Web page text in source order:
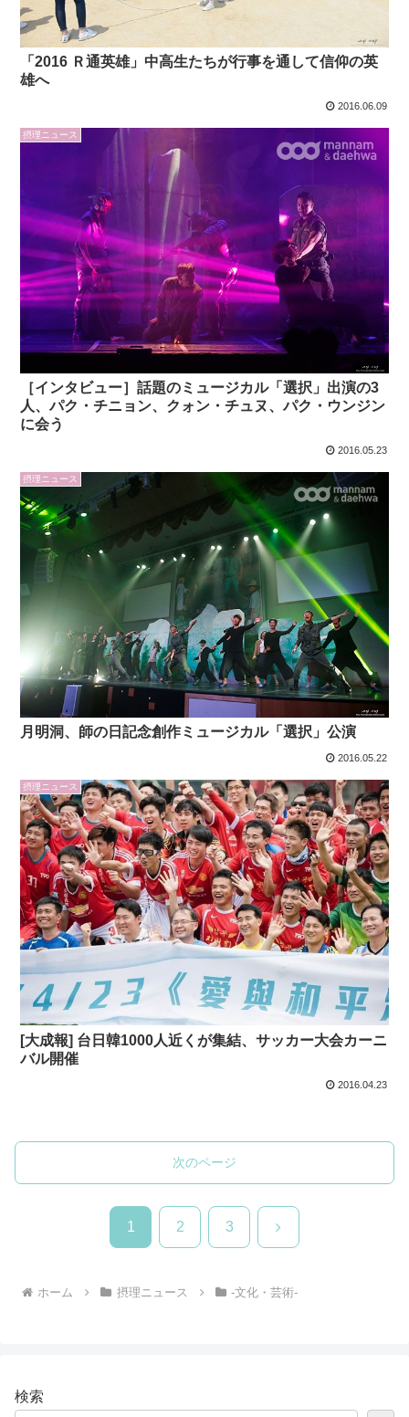
「2016 Ｒ通英雄」中高生たちが行事を通して信仰の英
雄へ
2016.06.09
摂理ニュース
［インタビュー］話題のミュージカル「選択」出演の3
人、パク・チニョン、クォン・チュヌ、パク・ウンジン
に会う
2016.05.23
摂理ニュース
月明洞、師の日記念創作ミュージカル「選択」公演
2016.05.22
摂理ニュース
[大成報] 台日韓1000人近くが集結、サッカー大会カーニ
バル開催
2016.04.23
次のページ
1 2 3 次
ホーム 摂理ニュース -文化・芸術-
検索